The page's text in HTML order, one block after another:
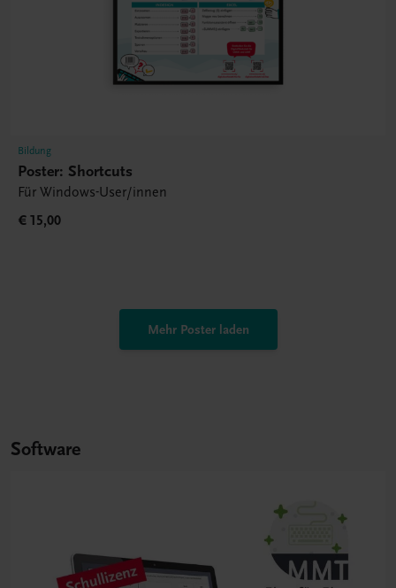
Bildung
Poster: Shortcuts
Für Windows-User/innen
€ 15,00
Mehr Poster laden
Software